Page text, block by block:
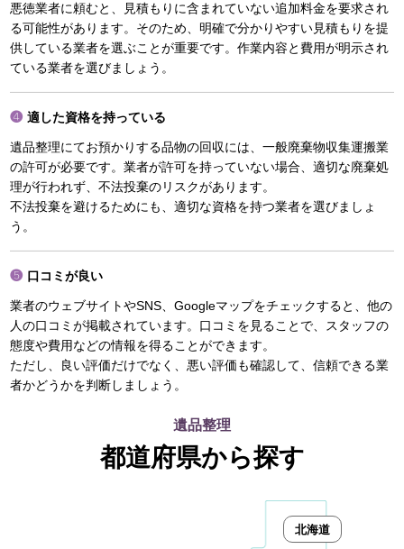
悪徳業者に頼むと、見積もりに含まれていない追加料金を要求され
る可能性があります。そのため、明確で分かりやすい見積もりを提
供している業者を選ぶことが重要です。作業内容と費用が明示され
ている業者を選びましょう。
適した資格を持っている
遺品整理にてお預かりする品物の回収には、一般廃棄物収集運搬業
の許可が必要です。業者が許可を持っていない場合、適切な廃棄処
理が行われず、不法投棄のリスクがあります。
不法投棄を避けるためにも、適切な資格を持つ業者を選びましょ
う。
口コミが良い
業者のウェブサイトやSNS、Googleマップをチェックすると、他の
人の口コミが掲載されています。口コミを見ることで、スタッフの
態度や費用などの情報を得ることができます。
ただし、良い評価だけでなく、悪い評価も確認して、信頼できる業
者かどうかを判断しましょう。
遺品整理
都道府県から探す
北海道